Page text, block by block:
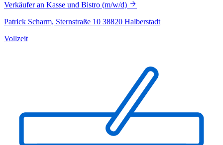
Verkäufer an Kasse und Bistro (m/w/d)
Patrick Scharm, Sternstraße 10 38820 Halberstadt
Vollzeit